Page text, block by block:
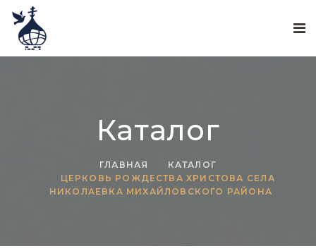
Каталог
ГЛАВНАЯ
КАТАЛОГ
ЦЕРКОВЬ РОЖДЕСТВА ХРИСТОВА СЕЛА
НИКОЛАЕВКА МИХАЙЛОВСКОГО РАЙОНА